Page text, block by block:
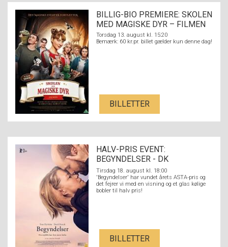
BILLIG-BIO PREMIERE: SKOLEN
MED MAGISKE DYR – FILMEN
Torsdag 13. august kl. 15:20
Bemærk: 60 kr.pr. billet gælder kun denne dag!
BILLETTER
HALV-PRIS EVENT:
BEGYNDELSER - DK
UNDERTEKSTER
Tirsdag 18. august kl. 18:00
'Begyndelser' har vundet årets ASTA-pris og
det fejrer vi med en visning og et glas kølige
bobler til halv pris!
BILLETTER